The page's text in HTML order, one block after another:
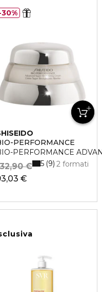
GLOBALE
PERFORMANCE
PERFORMANCE
€
€ 2 formati
5 9
30%